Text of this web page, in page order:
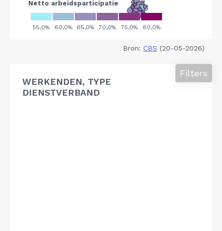
Bron: CBS (20-05-2026)
WERKENDEN, TYPE
DIENSTVERBAND
Filters